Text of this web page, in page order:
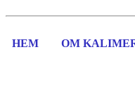
HEM OM